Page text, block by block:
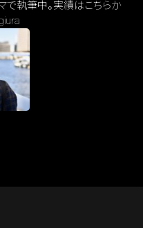
で執筆中。実績はこちらか